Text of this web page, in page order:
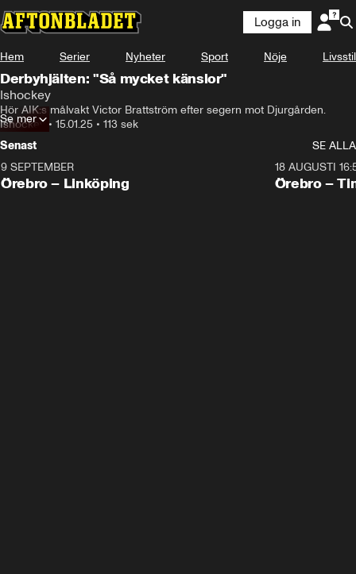
Logga in
Hem Serier Nyheter Sport Nöje Livsstil
Derbyhjälten: "Så mycket känslor"
Ishockey
Hör AIK:s målvakt Victor Brattström efter segern mot Djurgården.
Ishockey• 15.01.25 • 113 sek
Se mer
Senast
SE ALLA
Plus
9 SEPTEMBER
Örebro – Linköping
Plus
18 AUGUSTI
Örebro –